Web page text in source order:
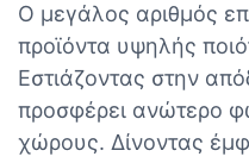
Ο μεγάλος αριθμός
προϊόντα υψηλής
Εστιάζοντας στην
προσφέρει ανώτερο
χώρους. Δίνοντας